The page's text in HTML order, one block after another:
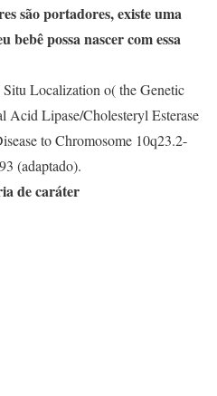
são portadores, existe uma
bebê possa nascer com essa
Localization o( the Genetic
Acid Lipase/Cholesteryl Esterase
to Chromosome 10q23.2-
(adaptado).
de caráter